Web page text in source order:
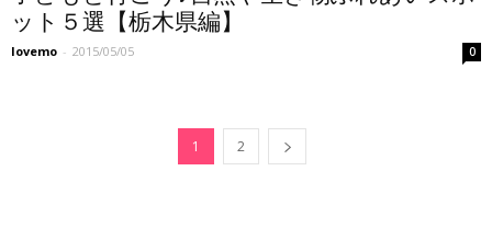
ット５選【栃木県編】
lovemo - 2015/05/05 0
1 2